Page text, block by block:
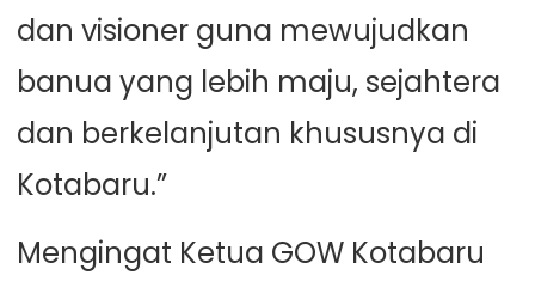
dan visioner guna mewujudkan
banua yang lebih maju, sejahtera
dan berkelanjutan khususnya di
Kotabaru.”
Mengingat Ketua GOW Kotabaru